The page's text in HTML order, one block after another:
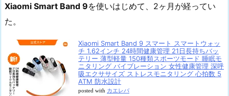
Xiaomi Smart Band 9を使いはじめて、2ヶ月が経ってい
た。
Xiaomi Smart Band 9 スマート スマートウォッ
チ 1.62インチ 24時間健康管理 21日長持ちバッ
テリー 薄型軽量 150種類スポーツモード 睡眠モ
ニタリング バイブレーション 女性健康管理 深呼
吸エクササイズ ストレスモニタリング 心拍数 5
ATM 防水設計
posted with カエレバ